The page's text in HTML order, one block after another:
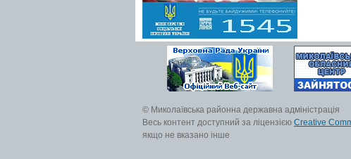
© Миколаївська районна державна адміністрація
Весь контент доступний за ліцензією Creative
якщо не вказано інше